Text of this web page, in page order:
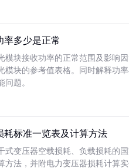
率多少是正常
模块接收功率的正常范围及影响
模块的参考值表格。同时解释功
问题。
耗标准一览表及计算方法
式变压器空载损耗、负载损耗的
方法，并附电力变压器损耗计算